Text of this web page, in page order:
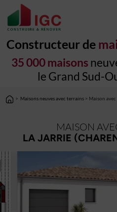
Constructeur de
35 000 maisons
le Grand Sud-
> Maisons neuves avec terrains > Maison
MAISON
LA JARRIE